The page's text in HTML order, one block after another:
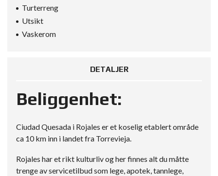
Turterreng
Utsikt
Vaskerom
DETALJER
Beliggenhet:
Ciudad Quesada i Rojales er et koselig etablert område
ca 10 km inn i landet fra Torrevieja.
Rojales har et rikt kulturliv og her finnes alt du måtte
trenge av servicetilbud som lege, apotek, tannlege,